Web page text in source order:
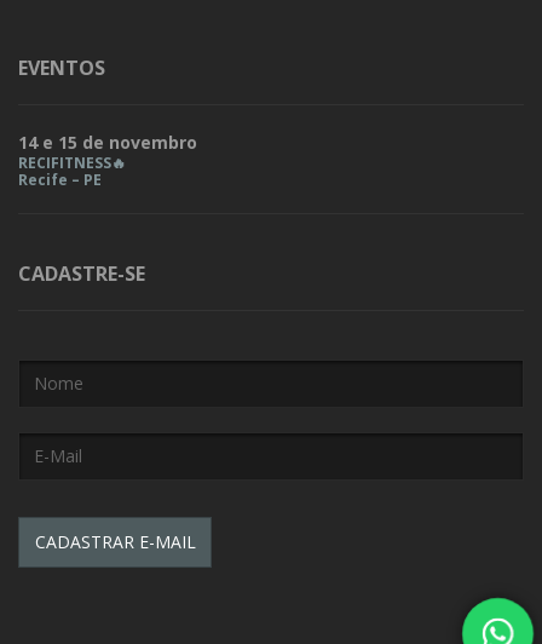
EVENTOS
14 e 15 de novembro
RECIFITNESS🔥
Recife – PE
CADASTRE-SE